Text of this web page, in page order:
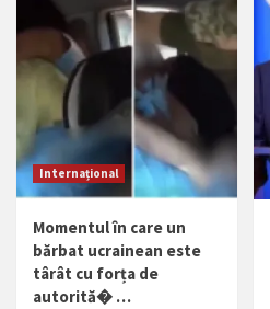
Internațional
Momentul în care un
bărbat ucrainean este
târât cu forța de
autorită� …